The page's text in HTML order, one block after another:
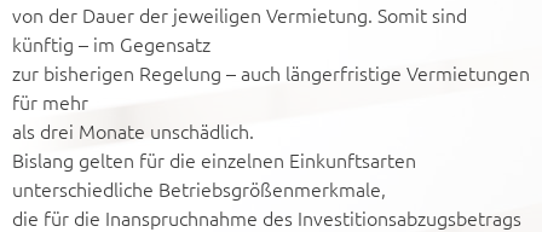
von der Dauer der jeweiligen Vermietung. Somit sind
künftig – im Gegensatz
zur bisherigen Regelung – auch längerfristige Vermietungen
für mehr
als drei Monate unschädlich.
Bislang gelten für die einzelnen Einkunftsarten
unterschiedliche Betriebsgrößenmerkmale,
die für die Inanspruchnahme des Investitionsabzugsbetrags